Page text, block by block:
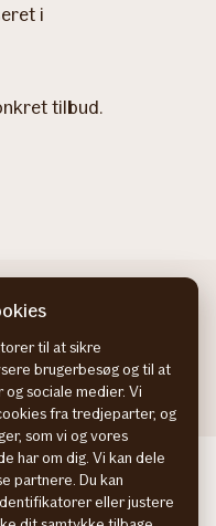
i
tilbud.
SE
FI
NO
til at sikre
brugerbesøg og til at
sociale medier. Vi
fra tredjeparter, og
som vi og vores
har om dig. Vi kan dele
partnere. Du kan
eller justere